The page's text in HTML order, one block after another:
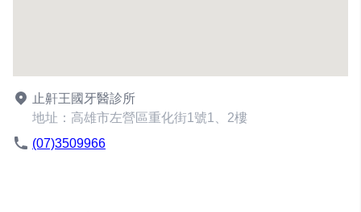
止鼾王國牙醫診所
地址：高雄市左營區重化街1號1、2樓
(07)3509966